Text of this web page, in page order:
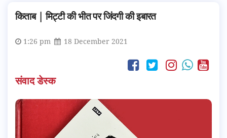
किताब | मिट्टी की भीत पर जिंदगी की इबारत
1:26 pm 18 December 2021
संवाद डेस्क